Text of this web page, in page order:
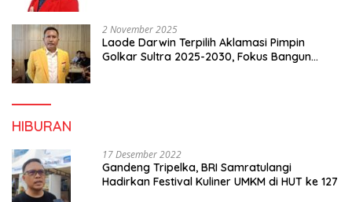
2 November 2025
Laode Darwin Terpilih Aklamasi Pimpin
Golkar Sultra 2025-2030, Fokus Bangun
HIBURAN
17 Desember 2022
Gandeng Tripelka, BRI Samratulangi
Hadirkan Festival Kuliner UMKM di HUT ke 127